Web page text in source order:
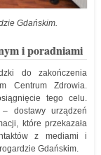
Gdańskim.
i poradniami
do zakończenia
Centrum Zdrowia.
tego celu.
dostawy urządzeń
które przekazała
z mediami i
Gdańskim.